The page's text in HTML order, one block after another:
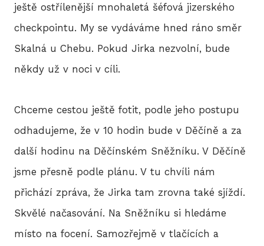
ještě ostřílenější mnohaletá šéfová jizerského
checkpointu. My se vydáváme hned ráno směr
Skalná u Chebu. Pokud Jirka nezvolní, bude
někdy už v noci v cíli.
Chceme cestou ještě fotit, podle jeho postupu
odhadujeme, že v 10 hodin bude v Děčíně a za
další hodinu na Děčínském Sněžníku. V Děčíně
jsme přesně podle plánu. V tu chvíli nám
přichází zpráva, že Jirka tam zrovna také sjíždí.
Skvělé načasování. Na Sněžníku si hledáme
místo na focení. Samozřejmě v tlačících a